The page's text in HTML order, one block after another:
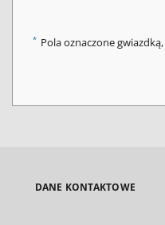
* Pola oznaczone
DANE KONTAKTOWE